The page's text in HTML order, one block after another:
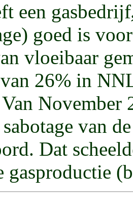
een gasbedrijf
goed is
vloeibaar
26% in
November
van
Dat
gasproductie